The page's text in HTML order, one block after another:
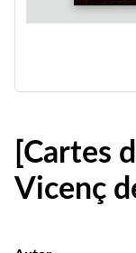
[Cartes
Vicenç